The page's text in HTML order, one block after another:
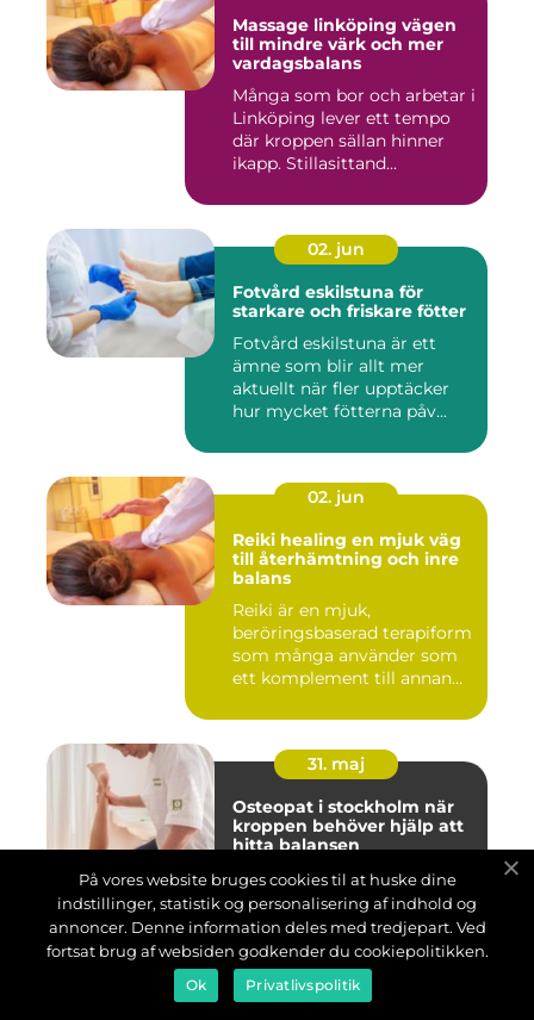
Massage linköping vägen
till mindre värk och mer
vardagsbalans
Många som bor och arbetar i
Linköping lever ett tempo
där kroppen sällan hinner
ikapp. Stillasittand...
02. jun
Fotvård eskilstuna för
starkare och friskare fötter
Fotvård eskilstuna är ett
ämne som blir allt mer
aktuellt när fler upptäcker
hur mycket fötterna påv...
02. jun
Reiki healing en mjuk väg
till återhämtning och inre
balans
Reiki är en mjuk,
beröringsbaserad terapiform
som många använder som
ett komplement till annan
31. maj
Osteopat i stockholm när
kroppen behöver hjälp att
hitta balansen
Många lever med värk i
rygg, nacke eller huvud
under lång tid och vänjer sig
vid smärtan. Kanske har...
På vores website bruges cookies til at huske dine
indstillinger, statistik og personalisering af indhold og
annoncer. Denne information deles med tredjepart. Ved
fortsat brug af websiden godkender du cookiepolitikken.
Ok Privatlivspolitik